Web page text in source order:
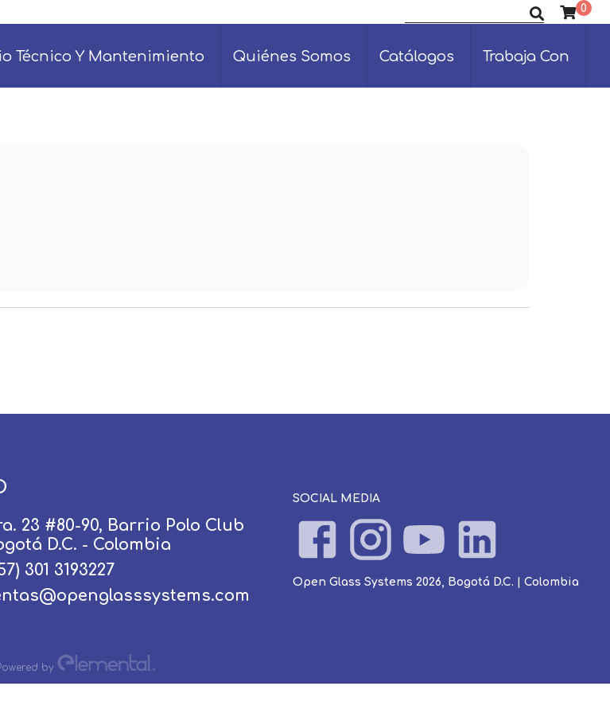
0
Técnico Y Mantenimiento Quiénes Somos Catálogos Trabaja Con
23 #80-90, Barrio Polo Club
D.C. - Colombia
301 3193227
SOCIAL MEDIA
Open Glass Systems 2026, Bogotá D.C. | Colombia
by